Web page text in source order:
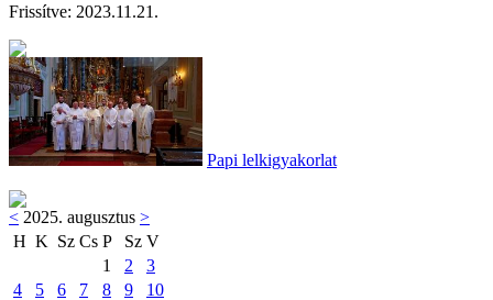
Frissítve: 2023.11.21.
Papi lelkigyakorlat
< 2025. augusztus >
H K Sz Cs P Sz V
1
2
3
4
5 6 7 8 9
10